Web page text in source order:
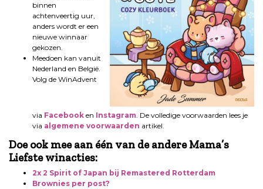
binnen
achtenveertig uur,
anders wordt er een
nieuwe winnaar
gekozen.
Meedoen kan vanuit
Nederland en België.
Volg de WinAdvent
via Facebook en Instagram. De volledige voorwaarden lees je
via algemene voorwaarden artikel.
Doe ook mee aan één van de andere Mama’s
Liefste winacties:
2x 2 Spirit of Japan bij Remastered Rotterdam
Brownies per post?